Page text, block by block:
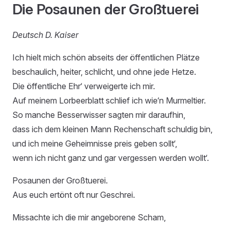
Die Posaunen der Großtuerei
Deutsch D. Kaiser
Ich hielt mich schön abseits der öffentlichen Plätze
beschaulich, heiter, schlicht, und ohne jede Hetze.
Die öffentliche Ehr‘ verweigerte ich mir.
Auf meinem Lorbeerblatt schlief ich wie‘n Murmeltier.
So manche Besserwisser sagten mir daraufhin,
dass ich dem kleinen Mann Rechenschaft schuldig bin,
und ich meine Geheimnisse preis geben sollt‘,
wenn ich nicht ganz und gar vergessen werden wollt‘.
Posaunen der Großtuerei.
Aus euch ertönt oft nur Geschrei.
Missachte ich die mir angeborene Scham,